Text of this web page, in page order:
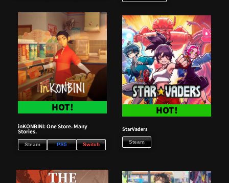
HOT!
inKONBINI: One Store. Many
Stories.
Steam PS5 Switch
HOT!
StarVaders
Steam